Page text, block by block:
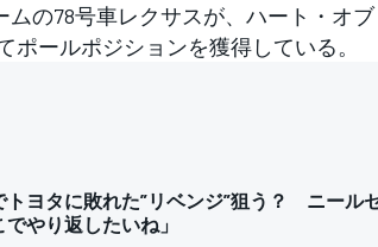
の78号車レクサスが、ハート・オ
ールポジションを獲得している。
トヨタに敗れた”リベンジ”狙う？ ニール
やり返したいね」